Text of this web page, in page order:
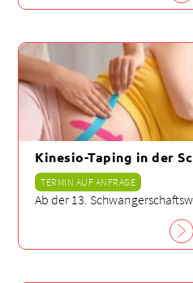
Kinesio-Taping in der
TERMIN AUF ANFRAGE
Ab der 13.